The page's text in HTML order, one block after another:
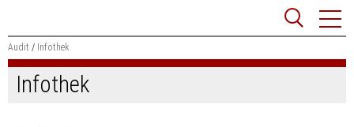
springen
Suchbegriff
Audit Infothek
Infothek